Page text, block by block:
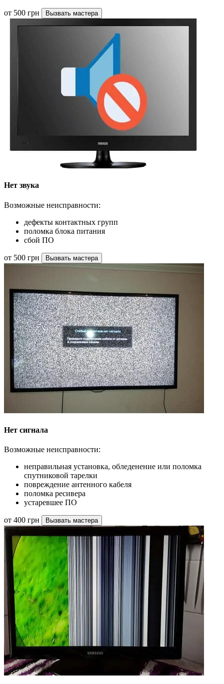
от 500 грн Вызвать мастера
Нет звука
Возможные неисправности:
дефекты контактных групп
поломка блока питания
сбой ПО
от 500 грн Вызвать мастера
Нет сигнала
Возможные неисправности:
неправильная установка, обледенение или поломка
спутниковой тарелки
повреждение антенного кабеля
поломка ресивера
устаревшее ПО
от 400 грн Вызвать мастера